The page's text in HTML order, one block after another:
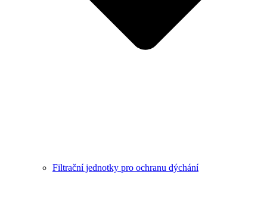
Filtrační jednotky pro ochranu dýchání